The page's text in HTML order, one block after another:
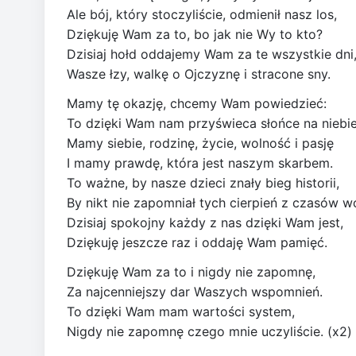
Ale bój, który stoczyliście, odmienił nasz los,
Dziękuję Wam za to, bo jak nie Wy to kto?
Dzisiaj hołd oddajemy Wam za te wszystkie dni,
Wasze łzy, walkę o Ojczyznę i stracone sny.
Mamy tę okazję, chcemy Wam powiedzieć:
To dzięki Wam nam przyświeca słońce na
Mamy siebie, rodzinę, życie, wolność i pasję
I mamy prawdę, która jest naszym skarbem.
To ważne, by nasze dzieci znały bieg historii,
By nikt nie zapomniał tych cierpień z czasów
Dzisiaj spokojny każdy z nas dzięki Wam jest,
Dziękuję jeszcze raz i oddaję Wam pamięć.
Dziękuję Wam za to i nigdy nie zapomnę,
Za najcenniejszy dar Waszych wspomnień.
To dzięki Wam mam wartości system,
Nigdy nie zapomnę czego mnie uczyliście. (x2)